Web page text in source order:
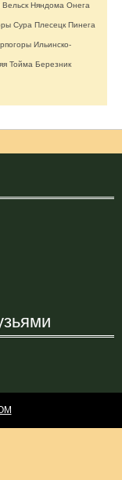
Вельск Няндома Онега
Сура Плесецк Пинега
Ильинско-
Тойма Березник